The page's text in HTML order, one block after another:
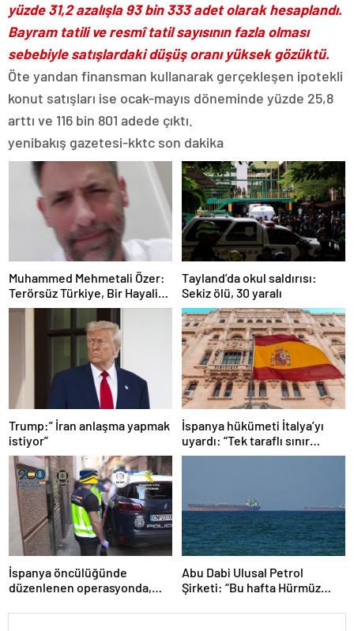
yüzde 31,2 azalışla 93 bin 333 adet olarak hesaplandı.
Bayram tatili ve resmî tatil sayısının fazla olması
sebebiyle satışlardaki düşüş oranı yüksek gözüktü.
Öte yandan finansman kullanarak gerçekleşen ipotekli
konut satışları ise ocak-mayıs döneminde yüzde 25,8
arttı ve 116 bin 801 adede çıktı.
yenibakış gazetesi-kktc son dakika
Muhammed Mehmetali Özer:
Terörsüz Türkiye, Bir Hayalin
Değil, Bir Zorunluluğun Adı
Tayland’da okul saldırısı:
Sekiz ölü, 30 yaralı
Trump:” İran anlaşma yapmak
istiyor”
İspanya hükümeti İtalya’yı
uyardı: “Tek taraflı sınır
kontrolünü kaldırın”
İspanya öncülüğünde
düzenlenen operasyonda,
şebekesi çökertildi
Abu Dabi Ulusal Petrol
Şirketi: “Bu hafta Hürmüz
saldırıya uğradı”